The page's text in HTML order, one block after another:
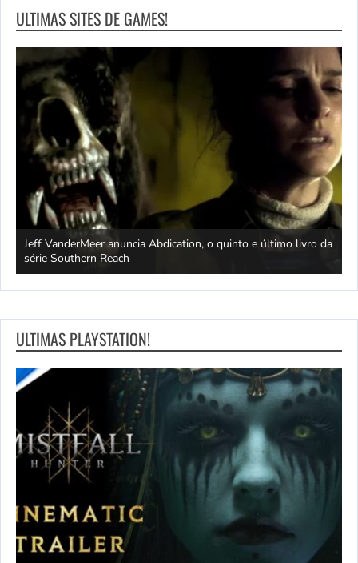
ULTIMAS SITES DE GAMES!
Jeff VanderMeer anuncia Abdication, o quinto e último livro da
série Southern Reach
ULTIMAS PLAYSTATION!